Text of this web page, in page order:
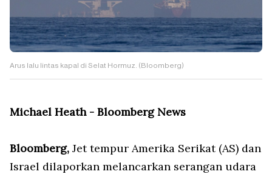
Arus lalu lintas kapal di Selat Hormuz. (Bloomberg)
Michael Heath - Bloomberg News
Bloomberg, Jet tempur Amerika Serikat (AS) dan
Israel dilaporkan melancarkan serangan udara